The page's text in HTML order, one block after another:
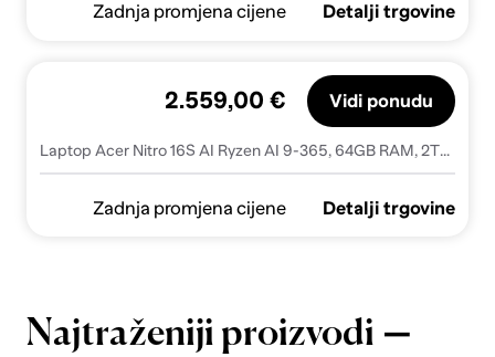
Zadnja promjena cijene Detalji trgovine
Laptop Acer Nitro 16S AI Ryzen AI 9-365, 64GB RAM, 2TB SSD, RTX 5060
2.559,00 € Vidi ponudu
Zadnja promjena cijene Detalji trgovine
Najtraženiji proizvodi —